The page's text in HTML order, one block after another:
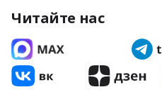
Читайте нас